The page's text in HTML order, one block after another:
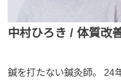
中村ひろき / 体質改
鍼を打たない鍼灸師。 24